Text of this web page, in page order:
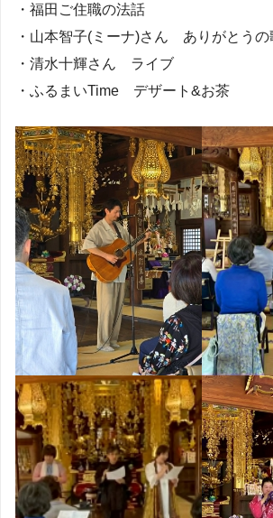
・福田ご住職の法話
・山本智子(ミーナ)さん ありがとうの
・清水十輝さん ライブ
・ふるまいTime デザート&お茶